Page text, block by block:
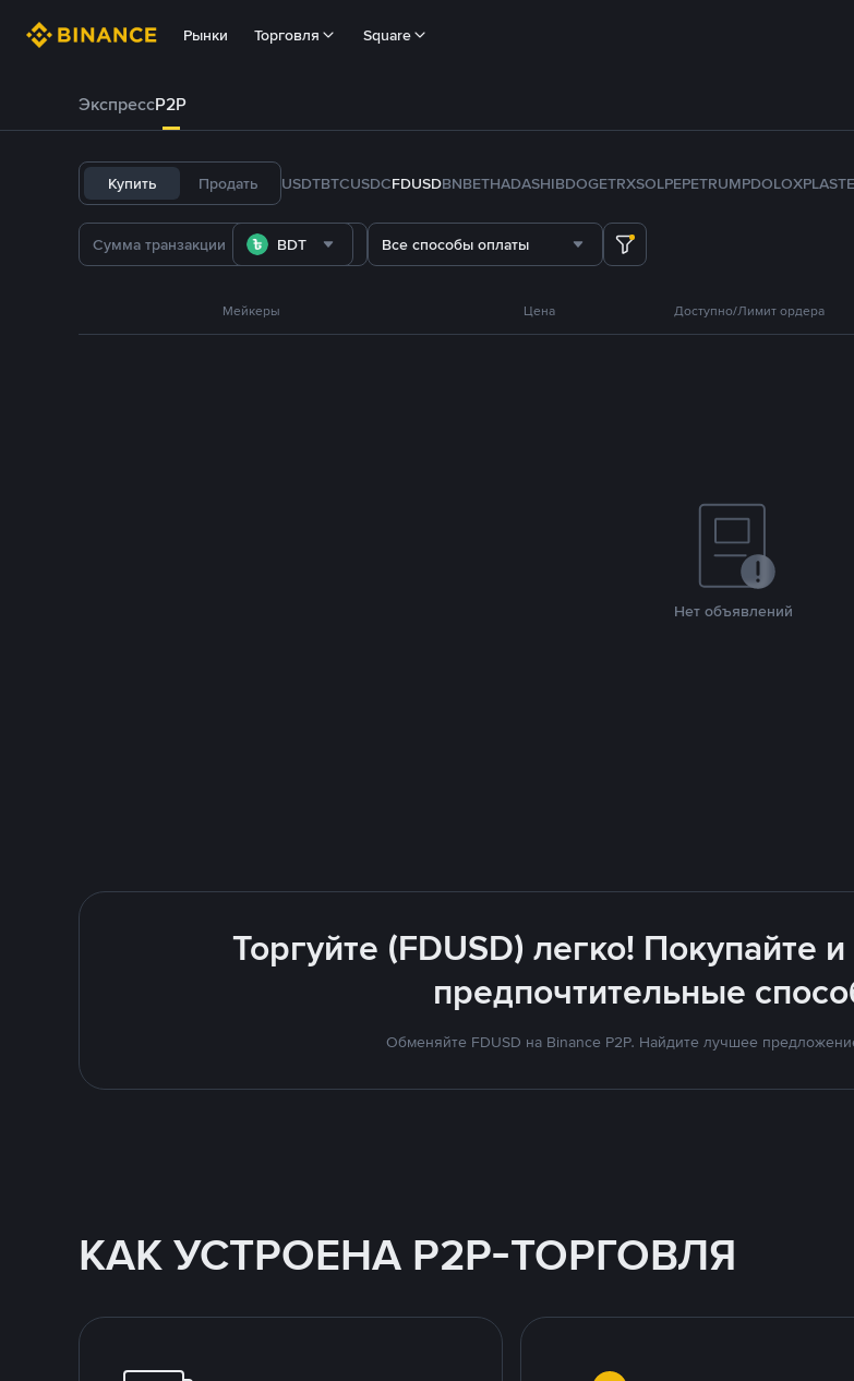
Рынки Торговля Square
ЭкспрессP2P
Купить Продать USDTBTCUSDCFDUSDBNBETHADASHIBDOGETRXSOLPEPETRUMPDOLOXPL
BDT Все способы оплаты
Мейкеры Цена Доступно/Лимит ордера
Нет объявлений
Торгуйте (FDUSD) легко! Покупайте
предпочтительные
Обменяйте FDUSD на Binance P2P. Найдите лучшее
КАК УСТРОЕНА P2P-ТОРГОВЛЯ